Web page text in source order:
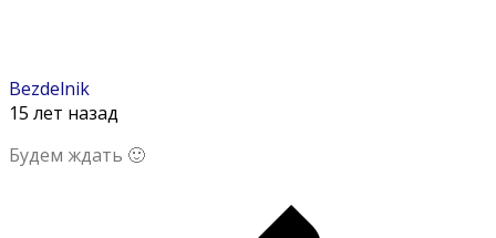
Bezdelnik
15 лет назад
Будем ждать 🙂